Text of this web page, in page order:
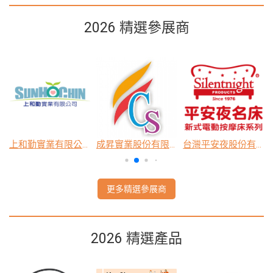
2026 精選參展商
上和勤實業有限公司 成昇實業股份有限公司 台灣平安夜股份有限公司
更多精選參展商
2026 精選產品